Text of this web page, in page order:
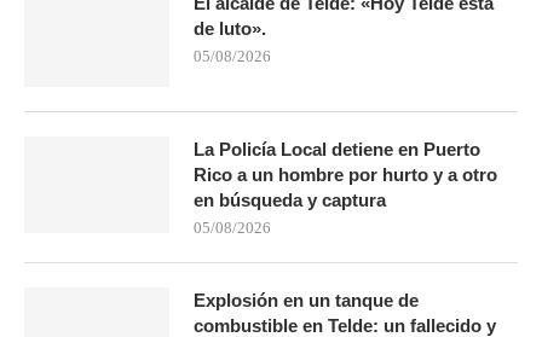
de luto».
05/08/2026
La Policía Local detiene en Puerto
Rico a un hombre por hurto y a otro
en búsqueda y captura
05/08/2026
Explosión en un tanque de
combustible en Telde: un fallecido y